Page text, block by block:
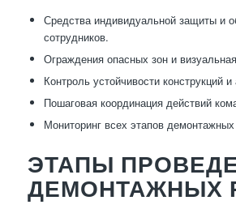
Средства индивидуальной защиты и
сотрудников.
Ограждения опасных зон и
Контроль устойчивости конструкций и
Пошаговая координация действий
Мониторинг всех этапов
ЭТАПЫ
ДЕМОНТАЖНЫХ